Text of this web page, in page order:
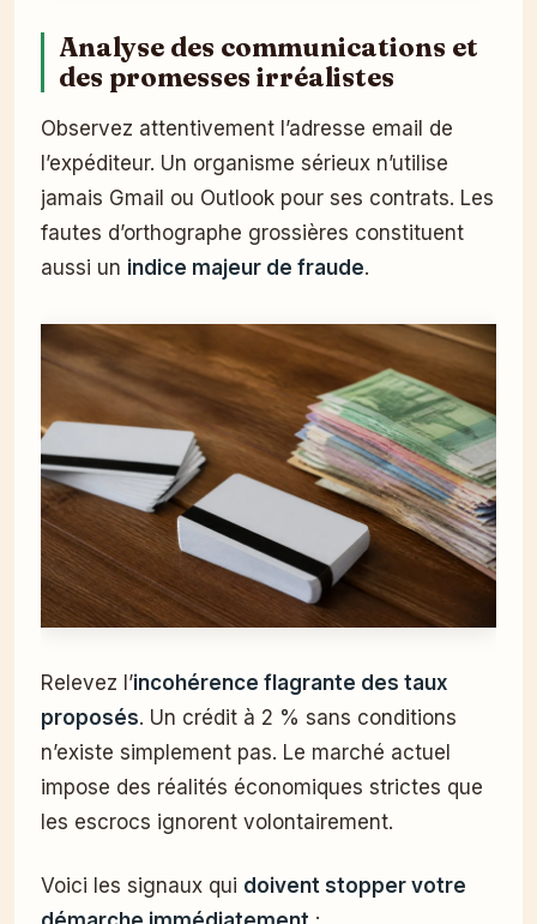
Analyse des communications et
des promesses irréalistes
Observez attentivement l’adresse email de
l’expéditeur. Un organisme sérieux n’utilise
jamais Gmail ou Outlook pour ses contrats. Les
fautes d’orthographe grossières constituent
aussi un indice majeur de fraude.
Relevez l’incohérence flagrante des taux
proposés. Un crédit à 2 % sans conditions
n’existe simplement pas. Le marché actuel
impose des réalités économiques strictes que
les escrocs ignorent volontairement.
Voici les signaux qui doivent stopper votre